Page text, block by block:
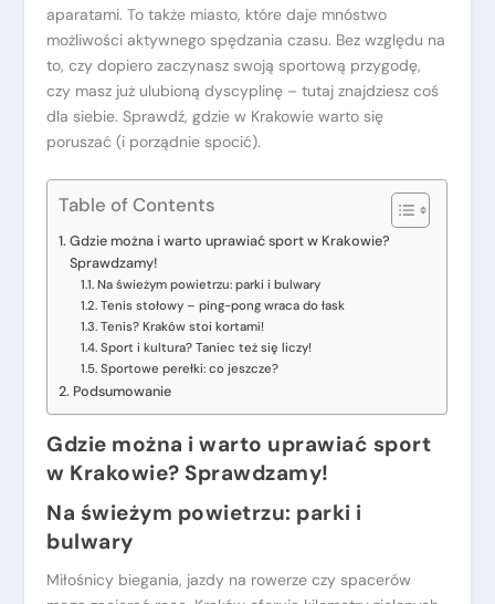
aparatami. To także miasto, które daje mnóstwo
możliwości aktywnego spędzania czasu. Bez względu na
to, czy dopiero zaczynasz swoją sportową przygodę,
czy masz już ulubioną dyscyplinę – tutaj znajdziesz coś
dla siebie. Sprawdź, gdzie w Krakowie warto się
poruszać (i porządnie spocić).
Table of Contents
Gdzie można i warto uprawiać sport w Krakowie?
Sprawdzamy!
Na świeżym powietrzu: parki i bulwary
Tenis stołowy – ping-pong wraca do łask
Tenis? Kraków stoi kortami!
Sport i kultura? Taniec też się liczy!
Sportowe perełki: co jeszcze?
Podsumowanie
Gdzie można i warto uprawiać sport
w Krakowie? Sprawdzamy!
Na świeżym powietrzu: parki i
bulwary
Miłośnicy biegania, jazdy na rowerze czy spacerów